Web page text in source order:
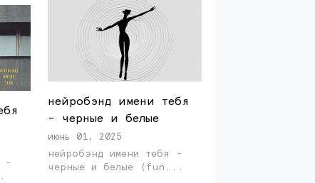
-
нейробэнд имени тебя
- черные и белые
июнь 01, 2025
нейробэнд имени тебя -
черные и белые (fun...